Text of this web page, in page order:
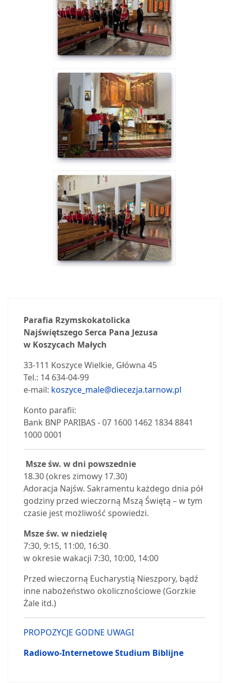
Parafia Rzymskokatolicka
Najświętszego Serca Pana Jezusa
w Koszycach Małych
33-111 Koszyce Wielkie, Główna 45
Tel.: 14 634-04-99
e-mail: koszyce_male@diecezja.tarnow.pl
Konto parafii:
Bank BNP PARIBAS - 07 1600 1462 1834 8841
1000 0001
Msze św. w dni powszednie
18.30 (okres zimowy 17.30)
Adoracja Najśw. Sakramentu każdego dnia pół
godziny przed wieczorną Mszą Świętą – w tym
czasie jest możliwość spowiedzi.
Msze św. w niedzielę
7:30, 9:15, 11:00, 16:30
w okresie wakacji 7:30, 10:00, 14:00
Przed wieczorną Eucharystią Nieszpory, bądź
inne nabożeństwo okolicznościowe (Gorzkie
Żale itd.)
PROPOZYCJE GODNE UWAGI
Radiowo-Internetowe Studium Biblijne